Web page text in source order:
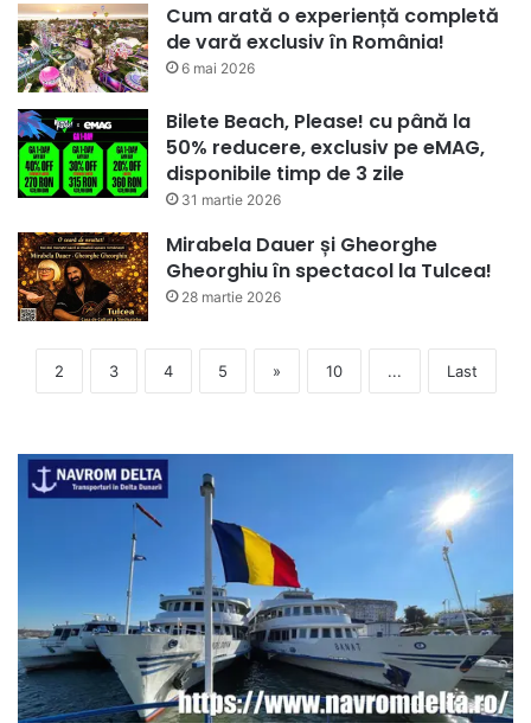
Cum arată o experiență completă
de vară exclusiv în România!
6 mai 2026
Bilete Beach, Please! cu până la
50% reducere, exclusiv pe eMAG,
disponibile timp de 3 zile
31 martie 2026
Mirabela Dauer și Gheorghe
Gheorghiu în spectacol la Tulcea!
28 martie 2026
2 3 4 5 » 10 ... Last